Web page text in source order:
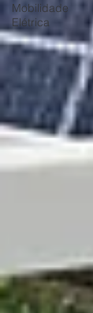
Mobilidade
Elétrica